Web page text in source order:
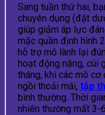
Sang tuần thứ hai,
chuyên dụng (đặt
giúp giảm áp lực
mặc quần định hình
hỗ trợ mô lành lại
hoạt động nặng, cúi
tháng, khi các mô cơ
ngồi thoải mái, tập
bình thường. Thời
nhiên thường mất 3-